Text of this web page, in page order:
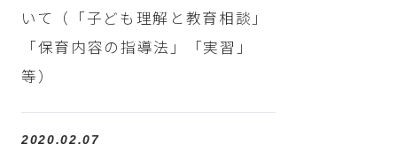
いて（「子ども理解と教育相談」
「保育内容の指導法」「実習」
等）
2020.02.07